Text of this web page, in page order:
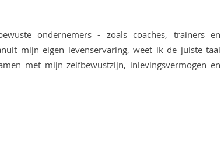
ondernemers - zoals coaches, trainers en
mijn eigen levenservaring, weet ik de juiste taal
met mijn zelfbewustzijn, inlevingsvermogen en